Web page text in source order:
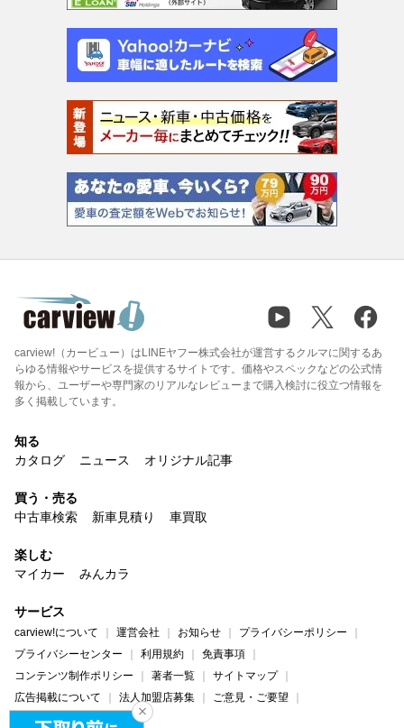
carview!（カービュー）はLINEヤフー株式会社が運営するクルマに関するあ
らゆる情報やサービスを提供するサイトです。価格やスペックなどの公式情
報から、ユーザーや専門家のリアルなレビューまで購入検討に役立つ情報を
多く掲載しています。
知る
カタログ
ニュース オリジナル記事
買う・売る
中古車検索
新車見積り 車買取
楽しむ
マイカー
みんカラ
サービス
carview!について 運営会社 お知らせ
プライバシーポリシー
プライバシーセンター
利用規約
免責事項
コンテンツ制作ポリシー
著者一覧
サイトマップ
広告掲載について
法人加盟店募集
ご意見・ご要望
ヘルプ・お問い合わせ